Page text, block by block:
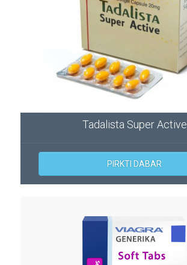
Tadalista Super Active
PIRKTI DABAR